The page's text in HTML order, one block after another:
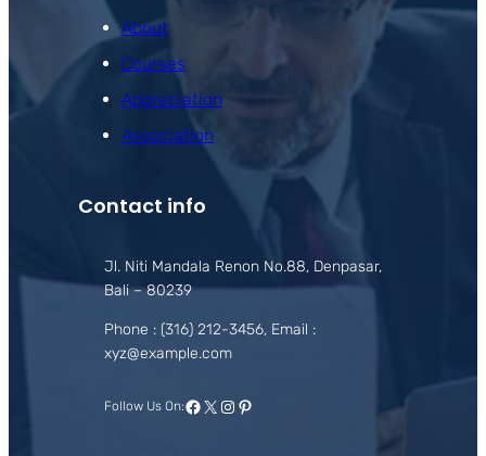
About
Courses
Appreciation
Association
Contact info
Jl. Niti Mandala Renon No.88, Denpasar,
Bali – 80239
Phone : (316) 212-3456, Email :
xyz@example.com
Follow Us On:Facebook
X Instagram
Pinterest